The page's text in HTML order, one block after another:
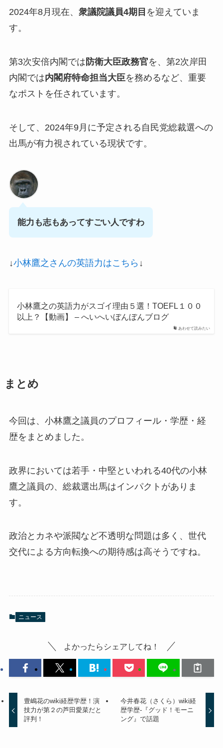
2024年8月現在、 衆議院議員4期目 を迎えていま
す。
第3次安倍内閣では 防衛大臣政務官を、第2次岸田
内閣では内閣府特命担当大臣を務めるなど、重要
なポストを任されています。
そして、2024年9月に予定される自民党総裁選への
出馬が有力視されている現状です。
能力も志もあってすごい人ですわ
↓小林鷹之さんの英語力はこちら ↓
あわせて読みたい
小林鷹之の英語力がスゴイ理由５選！TOEFL１００
以上？【動画】 – へいへいぼんぼんブログ
まとめ
今回は、小林鷹之議員のプロフィール・学歴・経
歴をまとめました。
政界においては若手・中堅といわれる40代の小林
鷹之議員の、総裁選出馬はインパクトがありま
す。
政治とカネや派閥など不透明な問題は多く、世代
交代による方向転換への期待感は高そうですね。
ニュース
よかったらシェアしてね！
豊嶋花のwiki経歴学歴！演
技力が第２の芦田愛菜だと
評判！
今井春花（さくら）wiki経
歴学歴‐『グッド！モーニ
ング』で話題